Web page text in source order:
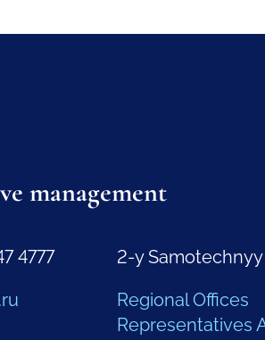
management
4777
2-y
Regional Offices
Representatives